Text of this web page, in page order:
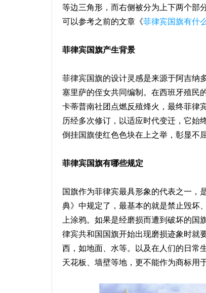
等边三角形，而右侧被分为上下两个部
可以参考之前的文章《菲律宾国旗有什
菲律宾国旗产生背景
菲律宾国旗的设计灵感是来源于阿吉纳
塞里萨的侄女共同编制。在西班牙殖民
卡蒂普南社团点燃反殖烽火，最终菲律
历经多次修订，以适应时代变迁，它始
倒挂国旗使红色色块在上之举，彰显不
菲律宾国旗有哪些规定
国旗作为菲律宾最具形象的代表之一，
典》中规定了，最基本的就是禁止毁坏
上涂鸦。如果是经磨损而遭到破坏的
律宾共和国国旗开始出现磨损迹象时就
西，如地面、水等。以及在人们的日常
天花板、墙壁等地，更不能作为商标用